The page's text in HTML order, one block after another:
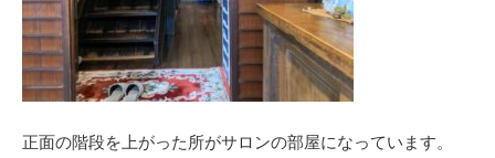
正面の階段を上がった所がサロンの部屋になっています。